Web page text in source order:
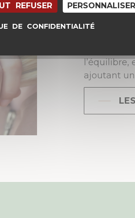
à la
propriétés
pour la
l’équilibre,
ajoutant
REFUSER PERSONNALISER
DE CONFIDENTIALITÉ